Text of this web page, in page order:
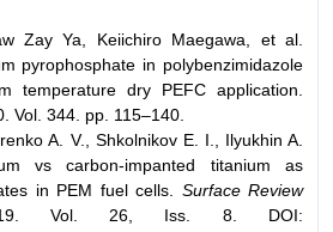
Zay Ya, Keiichiro Maegawa, et al.
pyrophosphate in polybenzimidazole
temperature dry PEFC application.
Vol. 344. pp. 115–140.
A. V., Shkolnikov E. I., Ilyukhin A.
vs carbon-impanted titanium as
in PEM fuel cells. Surface Review
Vol. 26, Iss. 8. DOI: